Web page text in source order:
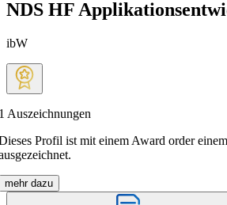
NDS HF
ibW
Auszeichnungen
Profil ist mit einem Award order
mehr dazu